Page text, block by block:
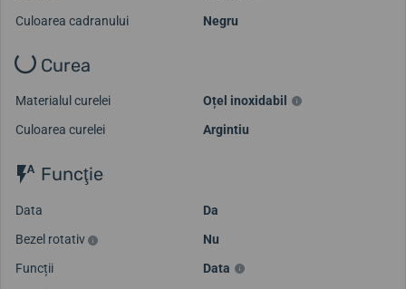
Culoarea cadranului
Negru
Curea
Materialul curelei
Oțel inoxidabil
Culoarea curelei
Argintiu
Funcţie
Data
Da
Bezel rotativ
Nu
Funcții
Data